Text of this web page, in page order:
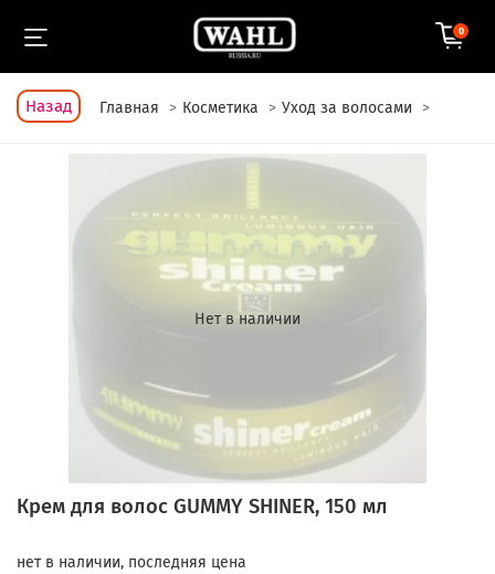
0
Назад Главная Косметика Уход за волосами
Нет в наличии
Крем для волос GUMMY SHINER, 150 мл
нет в наличии, последняя цена